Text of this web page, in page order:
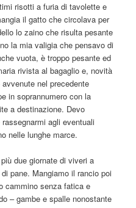
risotti a furia di tavolette e
il gatto che circolava per
lo zaino che risulta pesante
la mia valigia che pensavo di
vuota, è troppo pesante ed
rivista al bagaglio e, novità
nel precedente
in soprannumero con la
a destinazione. Devo
agli eventuali
nelle lunghe marce.
due giornate di viveri a
pane. Mangiamo il rancio poi
cammino senza fatica e
– gambe e spalle nonostante